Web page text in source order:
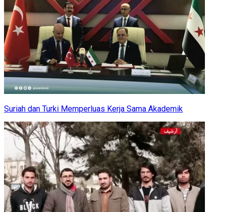
Suriah dan Turki Memperluas Kerja Sama Akademik